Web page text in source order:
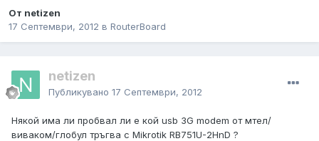
От netizen
17 Септември, 2012 в RouterBoard
netizen
Публикувано 17 Септември, 2012
Някой има ли пробвал ли е кой usb 3G modem от мтел/
виваком/глобул тръгва с Mikrotik RB751U-2HnD ?